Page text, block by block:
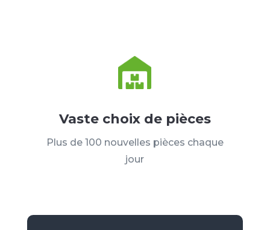
Vaste choix de pièces
Plus de 100 nouvelles pièces chaque
jour